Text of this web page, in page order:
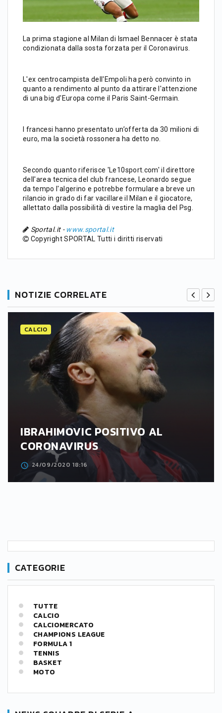
La prima stagione al Milan di Ismael Bennacer è stata
condizionata dalla sosta forzata per il Coronavirus.
L'ex centrocampista dell'Empoli ha però convinto in
quanto a rendimento al punto da attirare l'attenzione
di una big d'Europa come il Paris Saint-Germain.
I francesi hanno presentato un’offerta da 30 milioni di
euro, ma la società rossonera ha detto no.
Secondo quanto riferisce 'Le10sport.com' il direttore
dell'area tecnica del club francese, Leonardo segue
da tempo l'algerino e potrebbe formulare a breve un
rilancio in grado di far vacillare il Milan e il giocatore,
allettato dalla possibilità di vestire la maglia del Psg.
Sportal.it - www.sportal.it
Copyright SPORTAL Tutti i diritti riservati
NOTIZIE CORRELATE
CALCIO
IBRAHIMOVIC POSITIVO AL
CORONAVIRUS
24/09/2020 18:16
CATEGORIE
TUTTE
CALCIO
CALCIOMERCATO
CHAMPIONS LEAGUE
FORMULA 1
TENNIS
BASKET
MOTO